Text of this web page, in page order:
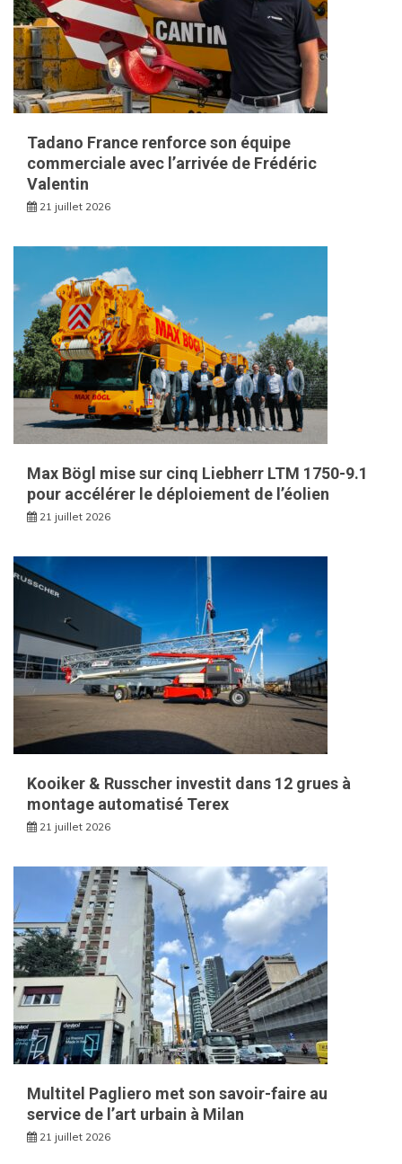
Tadano France renforce son équipe
commerciale avec l’arrivée de Frédéric
Valentin
21 juillet 2026
Max Bögl mise sur cinq Liebherr LTM 1750-9.1
pour accélérer le déploiement de l’éolien
21 juillet 2026
Kooiker & Russcher investit dans 12 grues à
montage automatisé Terex
21 juillet 2026
Multitel Pagliero met son savoir-faire au
service de l’art urbain à Milan
21 juillet 2026